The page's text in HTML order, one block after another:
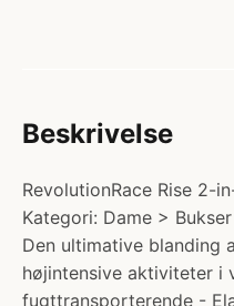
Beskrivelse
RevolutionRace Rise 2-
Kategori: Dame >
Den ultimative blanding
højintensive aktiviteter i
fugttransporterende -